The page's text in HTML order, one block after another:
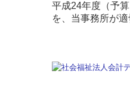
平成24年度（予
を、当事務所が